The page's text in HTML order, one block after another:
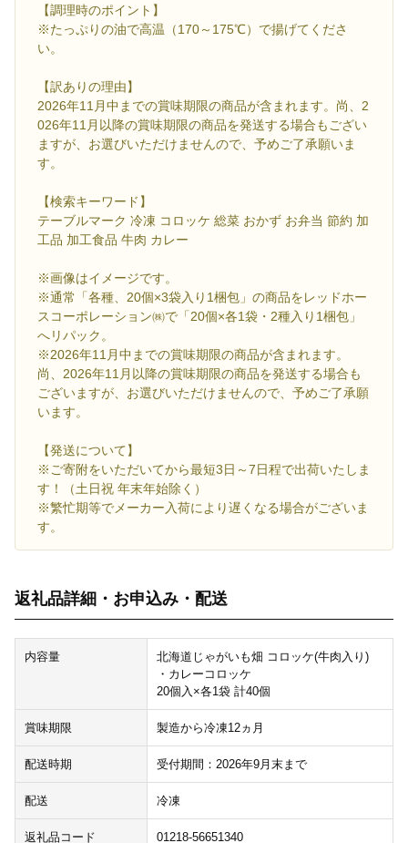
【調理時のポイント】
※たっぷりの油で高温（170～175℃）で揚げてくださ
い。
【訳ありの理由】
2026年11月中までの賞味期限の商品が含まれます。尚、2
026年11月以降の賞味期限の商品を発送する場合もござい
ますが、お選びいただけませんので、予めご了承願いま
す。
【検索キーワード】
テーブルマーク 冷凍 コロッケ 総菜 おかず お弁当 節約 加
工品 加工食品 牛肉 カレー
※画像はイメージです。
※通常「各種、20個×3袋入り1梱包」の商品をレッドホー
スコーポレーション㈱で「20個×各1袋・2種入り1梱包」
へリパック。
※2026年11月中までの賞味期限の商品が含まれます。
尚、2026年11月以降の賞味期限の商品を発送する場合も
ございますが、お選びいただけませんので、予めご了承願
います。
【発送について】
※ご寄附をいただいてから最短3日～7日程で出荷いたしま
す！（土日祝 年末年始除く）
※繁忙期等でメーカー入荷により遅くなる場合がございま
す。
返礼品詳細・お申込み・配送
内容量
北海道じゃがいも畑 コロッケ(牛肉入り)
・カレーコロッケ
20個入×各1袋 計40個
賞味期限 製造から冷凍12ヵ月
配送時期 受付期間：2026年9月末まで
配送 冷凍
返礼品コード 01218-56651340